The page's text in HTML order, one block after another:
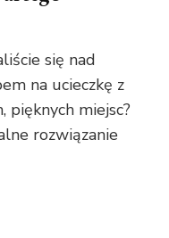
się nad
na ucieczkę z
pięknych miejsc?
rozwiązanie